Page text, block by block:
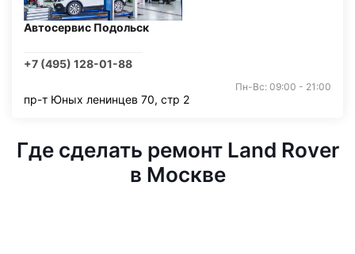
Автосервис Подольск
+7 (495) 128-01-88
Пн-Вс: 09:00 - 21:00
пр-т Юных ленинцев 70, стр 2
Где сделать ремонт Land Rover
в Москве